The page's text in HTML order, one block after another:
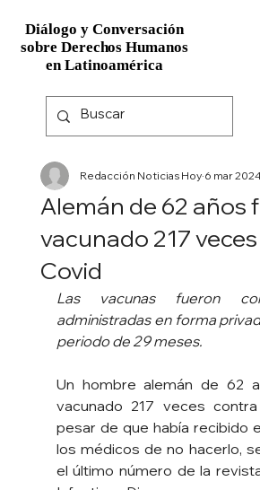
Diálogo y Conversación
sobre Derechos Humanos
en Latinoamérica
Diálogo y Conversación
sobre Derechos Humanos
en Latinoamérica
Alemán de 62 años
vacunado 217
Covid
Redacción Noticias Hoy 6 mar
Las vacunas fueron
administradas en forma
periodo de 29 meses.
Un hombre alemán de 62
vacunado 217 veces
pesar de que había recibido
los médicos de no hacerlo,
el último número de la